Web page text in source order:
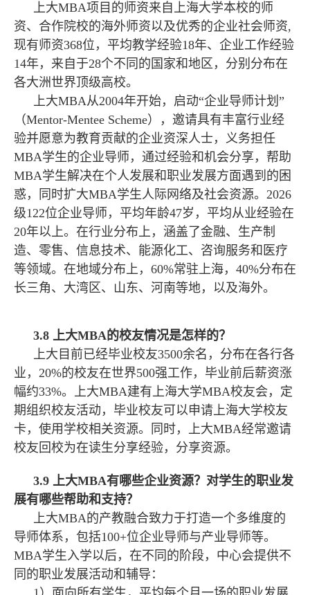
上大MBA项目的师资来自上海大学本校的师
资、合作院校的海外师资以及优秀的企业社会师资,
现有师资368位，平均教学经验18年、企业工作经验
14年，来自于28个不同的国家和地区，分别分布在
各大洲世界顶级高校。
上大MBA从2004年开始，启动“企业导师计划”
（Mentor-Mentee Scheme），邀请具有丰富行业经
验并愿意为教育贡献的企业资深人士，义务担任
MBA学生的企业导师，通过经验和机会分享，帮助
MBA学生解决在个人发展和职业发展方面遇到的困
惑，同时扩大MBA学生人际网络及社会资源。2026
级122位企业导师，平均年龄47岁，平均从业经验在
20年以上。在行业分布上，涵盖了金融、生产制
造、零售、信息技术、能源化工、咨询服务和医疗
等领域。在地域分布上，60%常驻上海，40%分布在
长三角、大湾区、山东、河南等地，以及海外。
3.8 上大MBA的校友情况是怎样的？
上大目前已经毕业校友3500余名，分布在各行各
业，20%的校友在世界500强工作，毕业前后薪资涨
幅约33%。上大MBA建有上海大学MBA校友会，定
期组织校友活动，毕业校友可以申请上海大学校友
卡，使用学校相关资源。同时，上大MBA经常邀请
校友回校为在读生分享经验，分享资源。
3.9 上大MBA有哪些企业资源？对学生的职业发
展有哪些帮助和支持？
上大MBA的产教融合致力于打造一个多维度的
导师体系，包括100+位企业导师与产业导师等。
MBA学生入学以后，在不同的阶段，中心会提供不
同的职业发展活动和辅导：